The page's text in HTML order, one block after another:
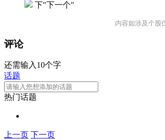
下"下一个"
内容如涉及个股
评论
还需输入10个字
话题
热门话题
上一页 下一页